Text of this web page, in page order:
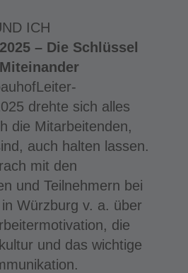
ICH
– Die Schlüssel
drehte sich alles
die Mitarbeitenden,
auch halten lassen.
mit den
und Teilnehmern bei
Würzburg v. a. über
die
und das wichtige